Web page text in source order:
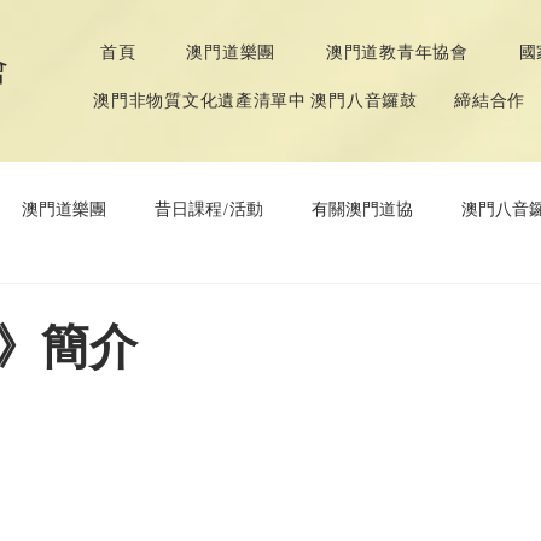
首頁 澳門道樂團 澳門道教青年協會
澳門非物質文化遺產清單中 澳門八音鑼鼓 締結合作
澳門道樂團 昔日課程/活動 有關澳門道協 澳門八音
簡介